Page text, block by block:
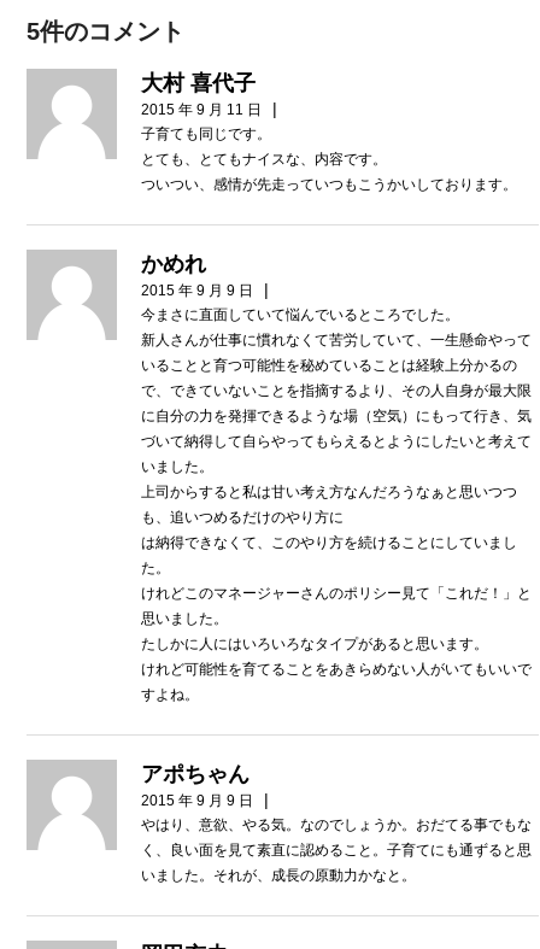
5件のコメント
大村 喜代子
2015 年 9 月 11 日 |
子育ても同じです。
とても、とてもナイスな、内容です。
ついつい、感情が先走っていつもこうかいしております。
かめれ
2015 年 9 月 9 日 |
今まさに直面していて悩んでいるところでした。
新人さんが仕事に慣れなくて苦労していて、一生懸命やって
いることと育つ可能性を秘めていることは経験上分かるの
で、できていないことを指摘するより、その人自身が最大限
に自分の力を発揮できるような場（空気）にもって行き、気
づいて納得して自らやってもらえるとようにしたいと考えて
いました。
上司からすると私は甘い考え方なんだろうなぁと思いつつ
も、追いつめるだけのやり方に
は納得できなくて、このやり方を続けることにしていまし
た。
けれどこのマネージャーさんのポリシー見て「これだ！」と
思いました。
たしかに人にはいろいろなタイプがあると思います。
けれど可能性を育てることをあきらめない人がいてもいいで
すよね。
アポちゃん
2015 年 9 月 9 日 |
やはり、意欲、やる気。なのでしょうか。おだてる事でもな
く、良い面を見て素直に認めること。子育てにも通ずると思
いました。それが、成長の原動力かなと。